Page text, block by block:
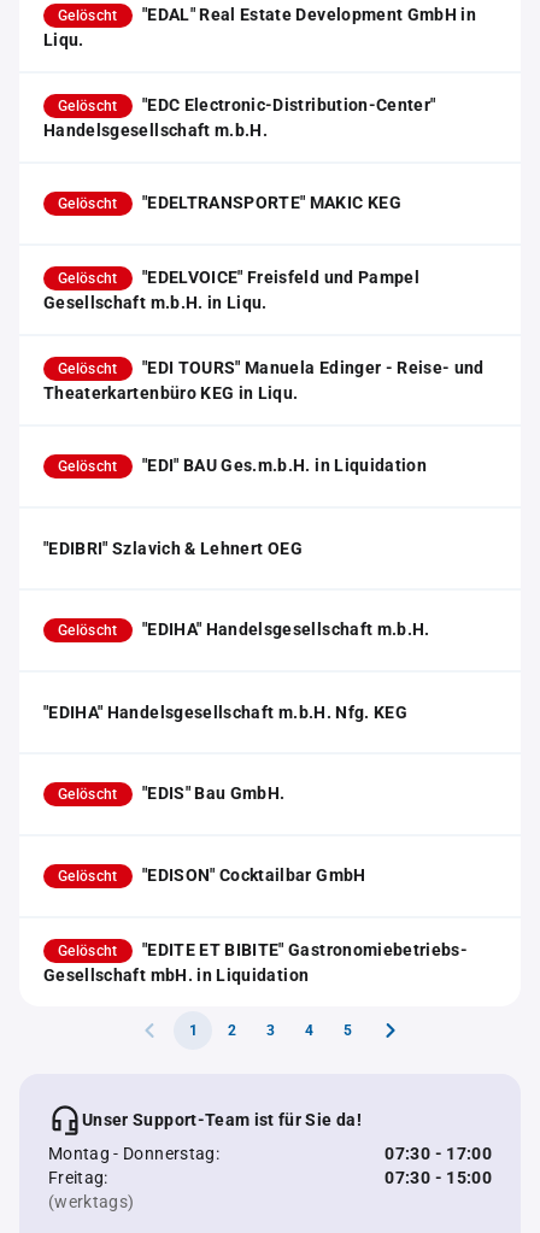
Gelöscht
"EDAL" Real Estate Development GmbH in
Liqu.
Gelöscht
"EDC Electronic-Distribution-Center"
Handelsgesellschaft m.b.H.
Gelöscht "EDELTRANSPORTE" MAKIC KEG
Gelöscht
"EDELVOICE" Freisfeld und Pampel
Gesellschaft m.b.H. in Liqu.
Gelöscht
"EDI TOURS" Manuela Edinger - Reise- und
Theaterkartenbüro KEG in Liqu.
Gelöscht "EDI" BAU Ges.m.b.H. in Liquidation
"EDIBRI" Szlavich & Lehnert OEG
Gelöscht "EDIHA" Handelsgesellschaft m.b.H.
"EDIHA" Handelsgesellschaft m.b.H. Nfg. KEG
Gelöscht "EDIS" Bau GmbH.
Gelöscht "EDISON" Cocktailbar GmbH
Gelöscht
"EDITE ET BIBITE" Gastronomiebetriebs-
Gesellschaft mbH. in Liquidation
1 2 3 4 5
Unser Support-Team ist für Sie da!
Montag - Donnerstag:
07:30 - 17:00
Freitag:
07:30 - 15:00
(werktags)